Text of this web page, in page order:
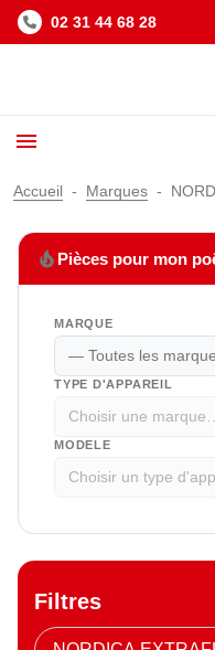
02 31 44 68 28
Accueil Marques
local_fire_department Pièces pour mon
MARQUE
TYPE D'APPAREIL
MODELE
Filtres